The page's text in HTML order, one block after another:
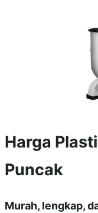
Harga
Puncak
Murah, lengkap,